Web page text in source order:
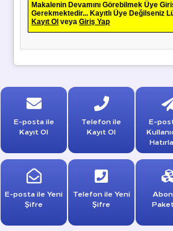
Makalenin Devamını Görebilmek Üye
Gerekmektedir... Kayıtlı Üye Değilseniz
Kayıt Ol veyaGiriş Yap
E-posta ile
Kayıt Ol
Telefon ile
Kayıt Ol
E-
E-posta ile Yeni
Şifre
Telefon ile Yeni
Şifre